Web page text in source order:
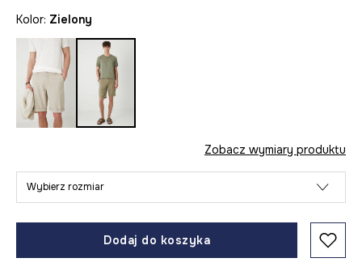
Kolor: zielony
Zobacz wymiary produktu
Wybierz rozmiar
Dodaj do koszyka